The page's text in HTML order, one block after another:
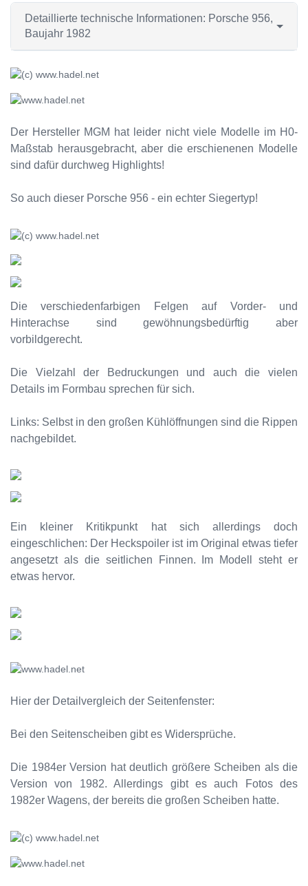
Detaillierte technische Informationen: Porsche 956,
Baujahr 1982
Der Hersteller MGM hat leider nicht viele Modelle im H0-
Maßstab herausgebracht, aber die erschienenen Modelle
sind dafür durchweg Highlights!
So auch dieser Porsche 956 - ein echter Siegertyp!
Die verschiedenfarbigen Felgen auf Vorder- und
Hinterachse sind gewöhnungsbedürftig aber
vorbildgerecht.
Die Vielzahl der Bedruckungen und auch die vielen
Details im Formbau sprechen für sich.
Links: Selbst in den großen Kühlöffnungen sind die Rippen
nachgebildet.
Ein kleiner Kritikpunkt hat sich allerdings doch
eingeschlichen: Der Heckspoiler ist im Original etwas tiefer
angesetzt als die seitlichen Finnen. Im Modell steht er
etwas hervor.
Hier der Detailvergleich der Seitenfenster:
Bei den Seitenscheiben gibt es Widersprüche.
Die 1984er Version hat deutlich größere Scheiben als die
Version von 1982. Allerdings gibt es auch Fotos des
1982er Wagens, der bereits die großen Scheiben hatte.